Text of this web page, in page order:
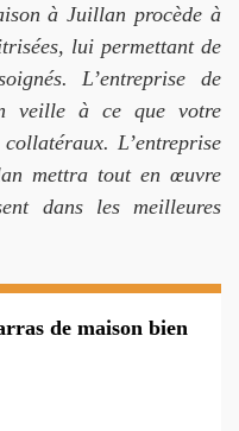
à Juillan procède à
lui permettant de
L’entreprise de
veille à ce que votre
L’entreprise
mettra tout en œuvre
dans les meilleures
de maison bien